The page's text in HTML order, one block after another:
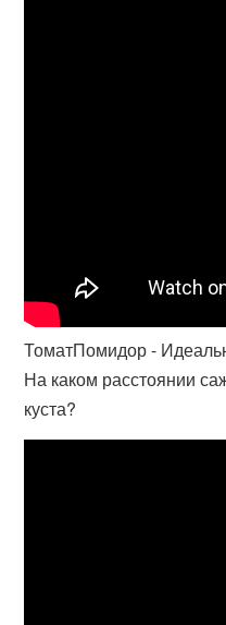
ТоматПомидор -
На каком расстоянии
куста?